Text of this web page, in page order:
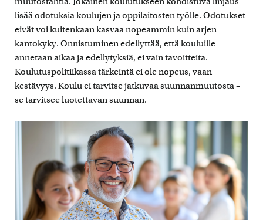
lisää odotuksia koulujen ja oppilaitosten työlle. Odotukset
eivät voi kuitenkaan kasvaa nopeammin kuin arjen
kantokyky. Onnistuminen edellyttää, että kouluille
annetaan aikaa ja edellytyksiä, ei vain tavoitteita.
Koulutuspolitiikassa tärkeintä ei ole nopeus, vaan
kestävyys. Koulu ei tarvitse jatkuvaa suunnanmuutosta –
se tarvitsee luotettavan suunnan.